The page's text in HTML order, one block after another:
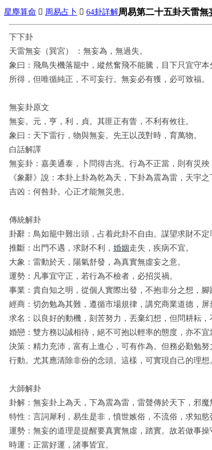
星塵算命  周易占卜  64卦詳解周易第二十五卦天雷
下下卦
天雷無妄（巽宮） ：無妄為，無過失。
象曰：飛鳥失機落籠中，縱然奮飛不能騰，目下只宜守
所得，但唯循純正，不可妄行。無妄必有獲，必可致福。
無妄卦原文
無妄。元，亨，利，貞。其匪正有眚，不利有攸往。
象曰：天下雷行，物與無妄。先王以茂對時，育萬物。
白話解譯
無妄卦：嘉美通泰，卜問得吉兆。行為不正當，則有災殃
《象辭》說：本卦上卦為乾為天，下卦為震為雷，天宇
吉凶：何咎卦。心正才能無災患。
傳統解卦
卦辭：鳥如籠中難出頭，占着此卦不自由。謀望求財不定
推斷：出門不遇，求財不利， 婚姻走失，疾病不宜。
大象：雷動於天，陽氣舒發，為真實無虛妄之意。
運勢：凡事宜守正，若行為不檢者，必招災禍。
事業：貴自知之明，從個人實際出發，不抱非分之想，
經商：切勿勉為其難，遵循市場規律，講究商業道德，
求名：以良好的動機，刻苦努力，丟棄幻想，但問耕耘，
婚戀：雙方務以誠相待，絕不可抱以輕率的態度，亦不宜
決策：精力充沛，富有上進心，可有作為。但務必勤勉
行動。尤其應清除非份的念頭。這樣，可實現自己的理想
大師解卦
卦解：無妄卦上為天，下為震為雷，雷聲傳於天下，邪魔
特性：言詞犀利，易生是非，憤世嫉俗，不流俗，求知慾
運勢：無妄的道理是提醒要真實無虛，踏實。故若做事
時運：正當好運，諸事皆宜。